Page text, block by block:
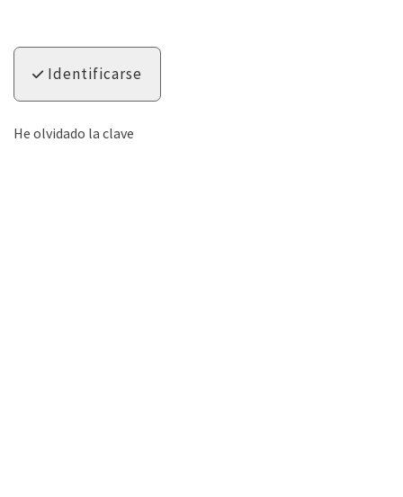
Identificarse
He olvidado la clave